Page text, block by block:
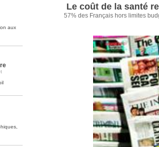
Consultés par l'Ordre des médecins,
lire la suite >>
Une campagne de pub pour
La pub au service des praticiens?
lire la suite >>
DMP, l'Arlésienne va devenir
Déploiement prévu au 4ème
lire la suite >>
Soins palliatifs: 40 millions de
La journée mondiale des soins
lire la suite >>
aux
Le coût de la santé
57% des Français hors limites